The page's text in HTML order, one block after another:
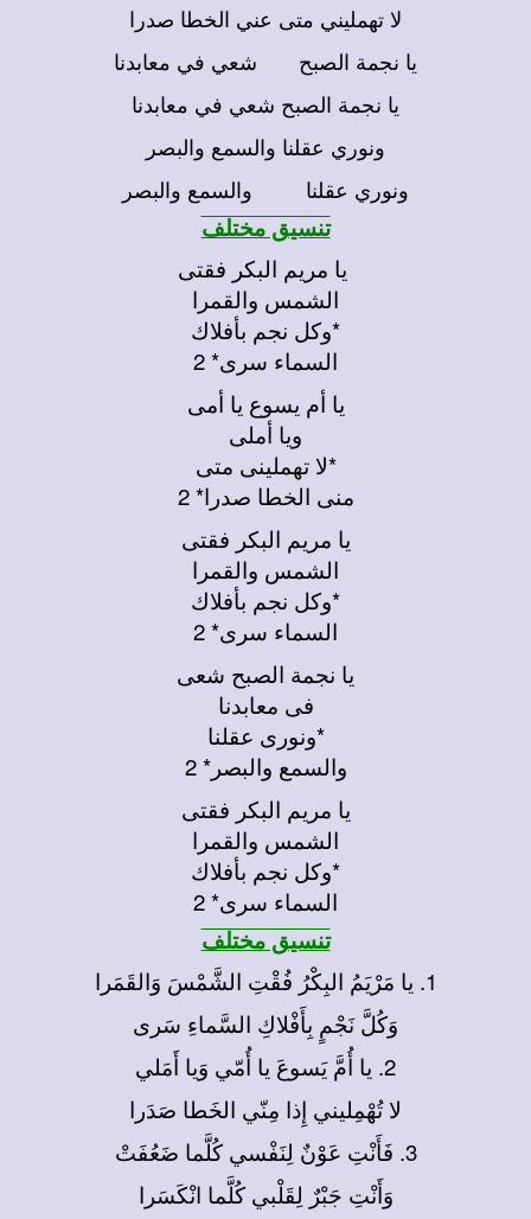
لا تهمليني متى عني الخطا صدرا
يا نجمة الصبح شعي في معابدنا
يا نجمة الصبح شعي في معابدنا
ونوري عقلنا والسمع والبصر
ونوري عقلنا والسمع والبصر
تنسيق مختلف
يا مريم البكر فقتى
الشمس والقمرا
*وكل نجم بأفلاك
السماء سرى* 2
يا أم يسوع يا أمى
ويا أملى
*لا تهملينى متى
منى الخطا صدرا* 2
يا مريم البكر فقتى
الشمس والقمرا
*وكل نجم بأفلاك
السماء سرى* 2
يا نجمة الصبح شعى
فى معابدنا
*ونورى عقلنا
والسمع والبصر* 2
يا مريم البكر فقتى
الشمس والقمرا
*وكل نجم بأفلاك
السماء سرى* 2
تنسيق مختلف
1. يا مَرْيَمُ البِكْرُ فُقْتِ الشَّمْسَ وَالقَمَرا
وَكُلَّ نَجْمٍ بِأَفْلاكِ السَّماءِ سَرى
2. يا أُمَّ يَسوعَ يا أُمّي وَيا أَمَلي
لا تُهْمِليني إِذا مِنّي الخَطا صَدَرا
3. فَأَنْتِ عَوْنٌ لِنَفْسي كُلَّما ضَعُفَتْ
وَأَنْتِ جَبْرٌ لِقَلْبي كُلَّما انْكَسَرا